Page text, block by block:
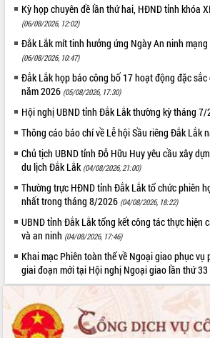
Kỳ họp chuyên đề lần thứ hai, HĐND tỉnh khóa
(06/08/2026, 12:02)
Đắk Lắk mít tinh hưởng ứng Ngày An ninh
(06/08/2026, 10:47)
Đắk Lắk họp báo công bố 17 hoạt động đặc sắc
năm 2026 (05/08/2026, 17:30)
Hội nghị UBND tỉnh Đắk Lắk thường kỳ tháng 7/
Thông cáo báo chí về Lễ hội Sầu riêng Đắk Lắk
Chủ tịch UBND tỉnh Đỗ Hữu Huy yêu cầu xây
du lịch Đắk Lắk (04/08/2026, 21:00)
Thường trực HĐND tỉnh Đắk Lắk tổ chức phiên
nhất trong tháng 8/2026 (04/08/2026, 18:22)
UBND tỉnh Đắk Lắk tổng kết công tác thực hiện
và an ninh (04/08/2026, 17:46)
Khai mạc Phiên toàn thể về Ngoại giao phục
giai đoạn mới tại Hội nghị Ngoại giao lần thứ 33